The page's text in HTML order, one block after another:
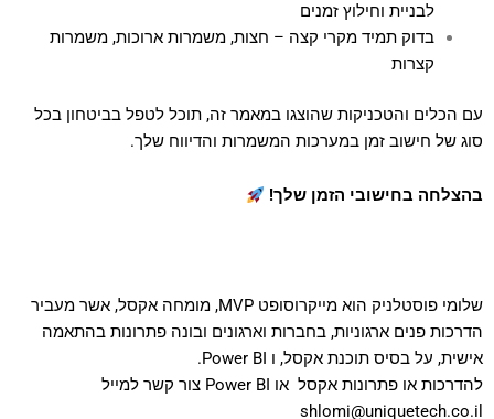
לבניית וחילוץ זמנים
בדוק תמיד מקרי קצה – חצות, משמרות ארוכות, משמרות
קצרות
עם הכלים והטכניקות שהוצגו במאמר זה, תוכל לטפל בביטחון בכל
סוג של חישוב זמן במערכות המשמרות והדיווח שלך.
בהצלחה בחישובי הזמן שלך!
שלומי פוסטלניק הוא מייקרוסופט MVP, מומחה אקסל, אשר מעביר
הדרכות פנים ארגוניות, בחברות וארגונים ובונה פתרונות בהתאמה
אישית, על בסיס תוכנת אקסל, ו Power BI.
להדרכות או פתרונות אקסל או Power BI צור קשר למייל
shlomi@uniquetech.co.il